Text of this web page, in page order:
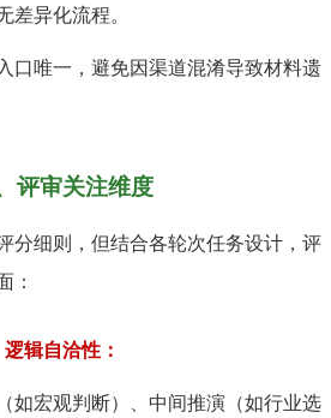
异化流程。
口唯一，避免因渠道混淆导致材料遗
评审关注维度
分细则，但结合各轮次任务设计，评
：
逻辑自洽性：
如宏观判断）、中间推演（如行业选